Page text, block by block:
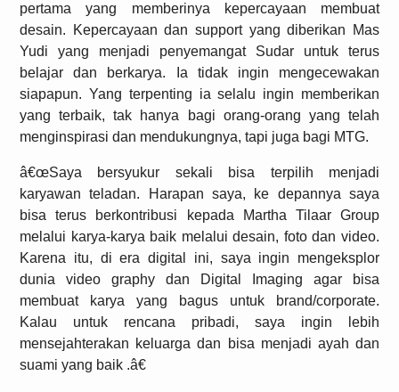
pertama yang memberinya kepercayaan membuat
desain. Kepercayaan dan support yang diberikan Mas
Yudi yang menjadi penyemangat Sudar untuk terus
belajar dan berkarya. Ia tidak ingin mengecewakan
siapapun. Yang terpenting ia selalu ingin memberikan
yang terbaik, tak hanya bagi orang-orang yang telah
menginspirasi dan mendukungnya, tapi juga bagi MTG.
â€œSaya bersyukur sekali bisa terpilih menjadi
karyawan teladan. Harapan saya, ke depannya saya
bisa terus berkontribusi kepada Martha Tilaar Group
melalui karya-karya baik melalui desain, foto dan video.
Karena itu, di era digital ini, saya ingin mengeksplor
dunia video graphy dan Digital Imaging agar bisa
membuat karya yang bagus untuk brand/corporate.
Kalau untuk rencana pribadi, saya ingin lebih
mensejahterakan keluarga dan bisa menjadi ayah dan
suami yang baik .â€